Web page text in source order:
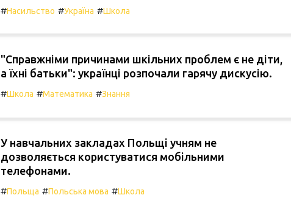
#Насильство #Україна #Школа
"Справжніми причинами шкільних проблем є не діти,
а їхні батьки": українці розпочали гарячу дискусію.
#Школа #Математика #Знання
У навчальних закладах Польщі учням не
дозволяється користуватися мобільними
телефонами.
#Польща #Польська мова #Школа